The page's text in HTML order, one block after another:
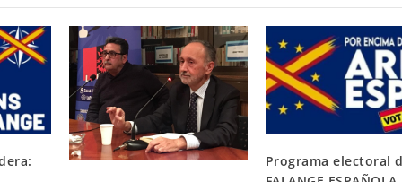
Programa electoral